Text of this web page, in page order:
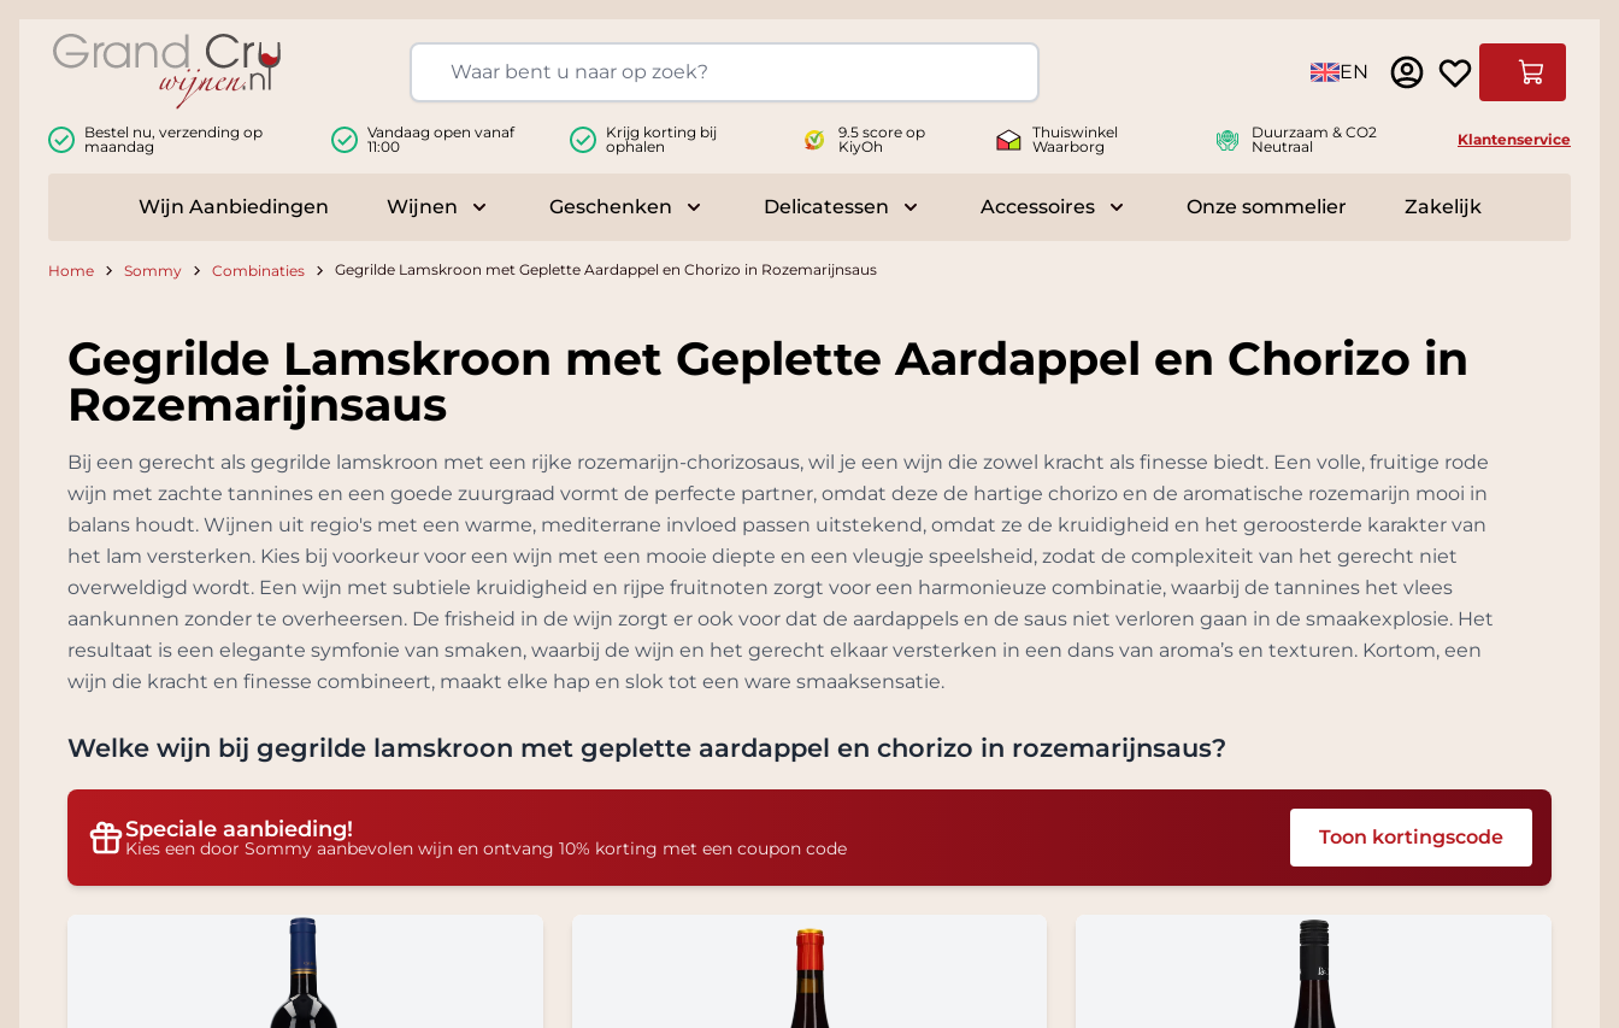
Taal EN
Bestel nu, verzending op
maandag
Vandaag open vanaf
11:00
Krijg korting bij
ophalen
9.5 score op
KiyOh
Thuiswinkel
Waarborg
Duurzaam & CO2
Neutraal
Klantenservice
Wijn Aanbiedingen Wijnen
Toggle submenu for Wijnen
Geschenken
Toggle submenu for Geschenken
Delicatessen
Toggle submenu for Delicatessen
Accessoires
Toggle submenu for Accessoires
Onze sommelier Zakelijk
Home Sommy Combinaties Gegrilde Lamskroon met Geplette Aardappel en Chorizo in Rozemarijnsaus
Gegrilde Lamskroon met Geplette Aardappel en Chorizo in
Rozemarijnsaus
Bij een gerecht als gegrilde lamskroon met een rijke rozemarijn-chorizosaus, wil je een wijn die zowel kracht als finesse biedt. Een volle, fruitige rode
wijn met zachte tannines en een goede zuurgraad vormt de perfecte partner, omdat deze de hartige chorizo en de aromatische rozemarijn mooi in
balans houdt. Wijnen uit regio's met een warme, mediterrane invloed passen uitstekend, omdat ze de kruidigheid en het geroosterde karakter van
het lam versterken. Kies bij voorkeur voor een wijn met een mooie diepte en een vleugje speelsheid, zodat de complexiteit van het gerecht niet
overweldigd wordt. Een wijn met subtiele kruidigheid en rijpe fruitnoten zorgt voor een harmonieuze combinatie, waarbij de tannines het vlees
aankunnen zonder te overheersen. De frisheid in de wijn zorgt er ook voor dat de aardappels en de saus niet verloren gaan in de smaakexplosie. Het
resultaat is een elegante symfonie van smaken, waarbij de wijn en het gerecht elkaar versterken in een dans van aroma’s en texturen. Kortom, een
wijn die kracht en finesse combineert, maakt elke hap en slok tot een ware smaaksensatie.
Welke wijn bij gegrilde lamskroon met geplette aardappel en chorizo in rozemarijnsaus?
Speciale aanbieding!
Kies een door Sommy aanbevolen wijn en ontvang 10% korting met een coupon code Toon kortingscode